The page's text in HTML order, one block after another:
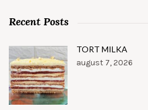
Recent Posts
TORT MILKA
august 7, 2026